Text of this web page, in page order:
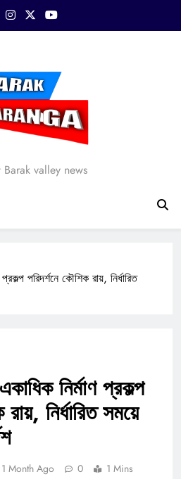
Taranga
valley news
পরিদর্শনে কৌশিক রায়, নির্ধারিত
নির্মাণ প্রকল্প
নির্ধারিত সময়ে
1 Month Ago 0 1 Mins